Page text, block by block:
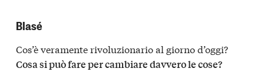
Blasé
Cos’è veramente rivoluzionario al giorno d’oggi?
Cosa si può fare per cambiare davvero le cose?